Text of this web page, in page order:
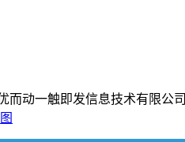
而动一触即发信息技术有限公司